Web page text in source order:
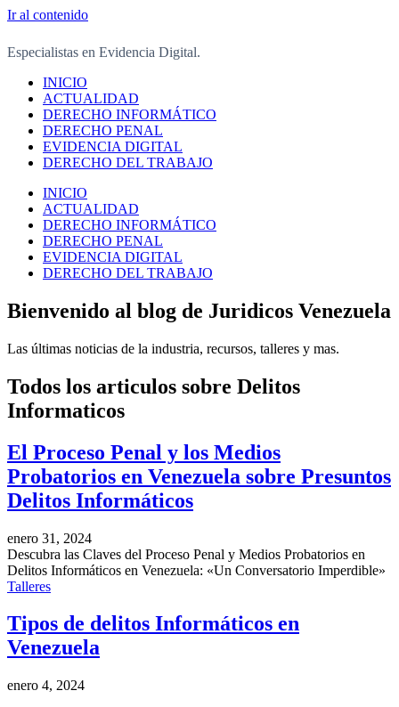
Ir al contenido
Especialistas en Evidencia Digital.
INICIO
ACTUALIDAD
DERECHO INFORMÁTICO
DERECHO PENAL
EVIDENCIA DIGITAL
DERECHO DEL TRABAJO
INICIO
ACTUALIDAD
DERECHO INFORMÁTICO
DERECHO PENAL
EVIDENCIA DIGITAL
DERECHO DEL TRABAJO
Bienvenido al blog de Juridicos Venezuela
Las últimas noticias de la industria, recursos, talleres y mas.
Todos los articulos sobre Delitos
Informaticos
El Proceso Penal y los Medios
Probatorios en Venezuela sobre Presuntos
Delitos Informáticos
enero 31, 2024
Descubra las Claves del Proceso Penal y Medios Probatorios en
Delitos Informáticos en Venezuela: «Un Conversatorio Imperdible»
Talleres
Tipos de delitos Informáticos en
Venezuela
enero 4, 2024